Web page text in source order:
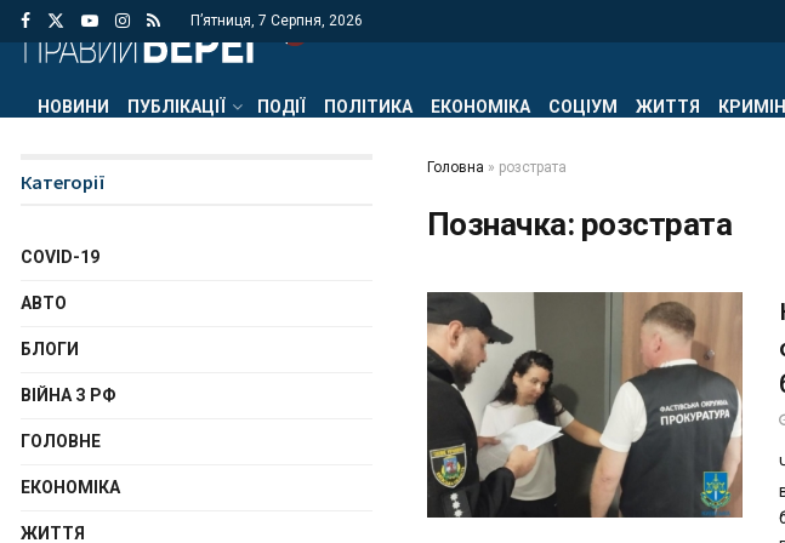
П’ятниця, 7 Серпня, 2026
НОВИНИ ПУБЛІКАЦІЇ ПОДІЇ ПОЛІТИКА ЕКОНОМІКА СОЦІУМ ЖИТТЯ
Головна » розстрата
Позначка: розстрата
Категорії
COVID-19
АВТО
БЛОГИ
ВІЙНА З РФ
ГОЛОВНЕ
ЕКОНОМІКА
ЖИТТЯ